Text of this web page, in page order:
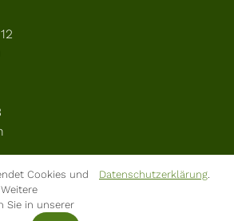
Cookies und
Sie in unserer
Datenschutzerklärung.